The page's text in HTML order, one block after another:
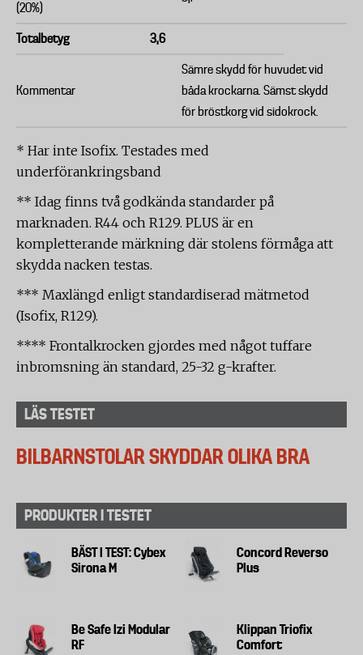
(20%)
Totalbetyg 3,6
Kommentar
Sämre skydd för huvudet vid
båda krockarna. Sämst skydd
för bröstkorg vid sidokrock.
* Har inte Isofix. Testades med
underförankringsband
** Idag finns två godkända standarder på
marknaden. R44 och R129. PLUS är en
kompletterande märkning där stolens förmåga att
skydda nacken testas.
*** Maxlängd enligt standardiserad mätmetod
(Isofix, R129).
**** Frontalkrocken gjordes med något tuffare
inbromsning än standard, 25-32 g-krafter.
LÄS TESTET
BILBARNSTOLAR SKYDDAR OLIKA BRA
PRODUKTER I TESTET
BÄST I TEST: Cybex
Sirona M
Concord Reverso
Plus
Be Safe Izi Modular
RF
Klippan Triofix
Comfort